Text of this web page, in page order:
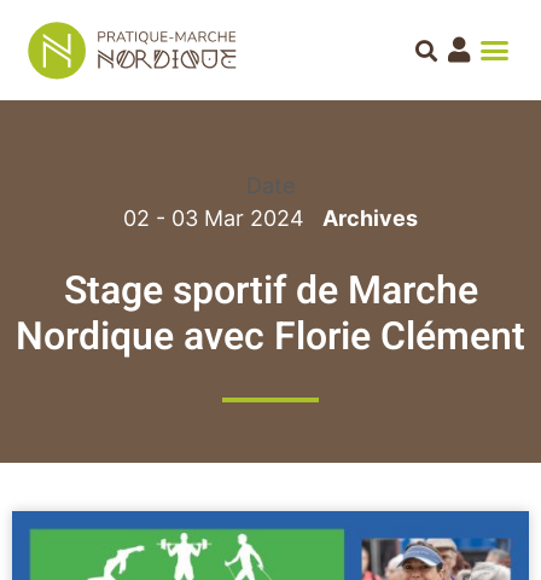
Date
02 - 03 Mar 2024
Stage sportif de Marche
Nordique avec Florie Clément